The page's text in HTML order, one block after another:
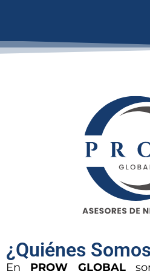
¿Quiénes
En PROW GLOBAL